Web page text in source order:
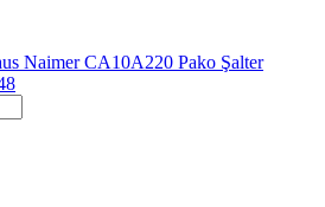
Naimer CA10A220 Pako Şalter